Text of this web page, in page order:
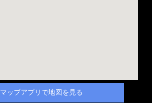
マップアプリで地図を見る